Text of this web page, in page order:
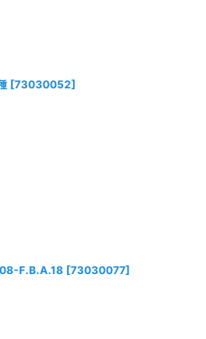
[73030052]
F.B.A.18 [73030077]